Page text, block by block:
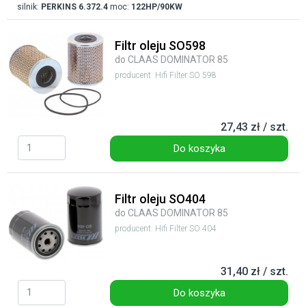
silnik: PERKINS 6.372.4 moc: 122HP/90KW
Filtr oleju SO598
do CLAAS DOMINATOR 85
producent: Hifi Filter SO 598
27,43 zł / szt.
Do koszyka
Filtr oleju SO404
do CLAAS DOMINATOR 85
producent: Hifi Filter SO 404
31,40 zł / szt.
Do koszyka